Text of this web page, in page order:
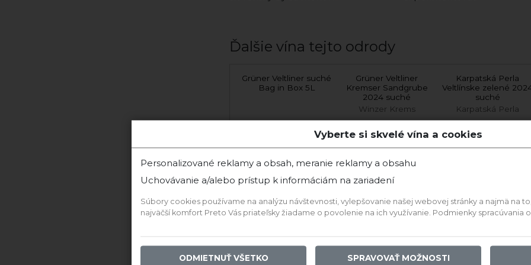
Ďalšie vína tejto odrody
Grüner Veltliner suché
Bag in Box 5L
Grüner Veltliner
Kremser Sandgrube
2024 suché
Winzer Krems
Karpatská Perla
Veltlínske zelené
suché
Karpatská Perla
‹
Vyberte si skvelé vína a cookies
Personalizované reklamy a obsah, meranie reklamy a obsahu
Uchovávanie a/alebo prístup k informáciám na zariadení
Súbory cookies používame na analýzu návštevnosti, vylepšovanie našej webovej stránky a najmä na
najväčší komfort Preto Vás priateľsky žiadame o povolenie na ich využívanie. Podmienky spracúvania
ODMIETNUŤ VŠETKO SPRAVOVAŤ MOŽNOSTI